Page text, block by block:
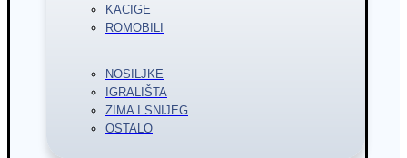
KACIGE
ROMOBILI
NOSILJKE
IGRALIŠTA
ZIMA I SNIJEG
OSTALO